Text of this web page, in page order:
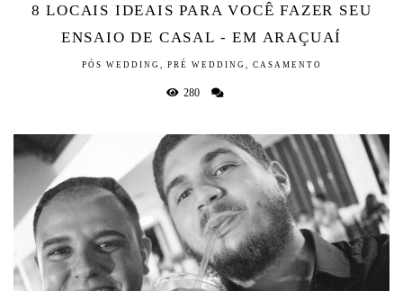
8 LOCAIS IDEAIS PARA VOCÊ FAZER SEU
ENSAIO DE CASAL - EM ARAÇUAÍ
PÓS WEDDING, PRÉ WEDDING, CASAMENTO
280